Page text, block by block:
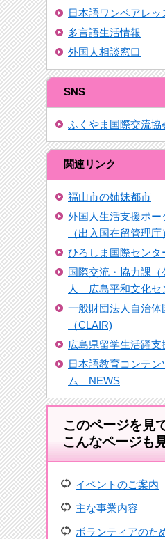
日本語ワンペアレッ
多言語生活情報
外国人相談窓口
SNS
ふくやま国際交流協
関連リンク
福山市の姉妹都市
外国人生活支援ポー
（出入国在留管理庁
ひろしま国際センタ
国際交流・協力課（
人 広島平和文化セ
一般財団法人自治体
（CLAIR)
広島県留学生活躍支
日本語教育コンテン
ム NEWS
このページを見
こんなページも
イベントのご案内
主な事業内容
ボランティアのた